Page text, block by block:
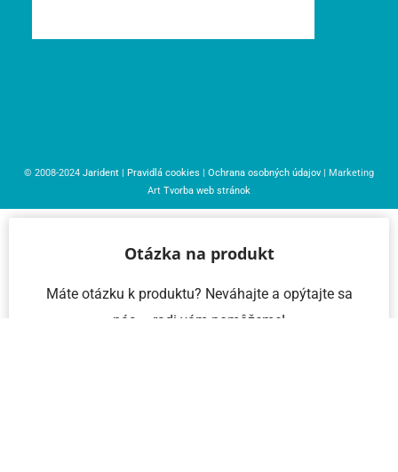
© 2008-2024 Jarident Pravidlá cookies Ochrana osobných údajov | Marketing
Art Tvorba web stránok
Otázka na produkt
Máte otázku k produktu? Neváhajte a opýtajte sa
nás – radi vám pomôžeme!